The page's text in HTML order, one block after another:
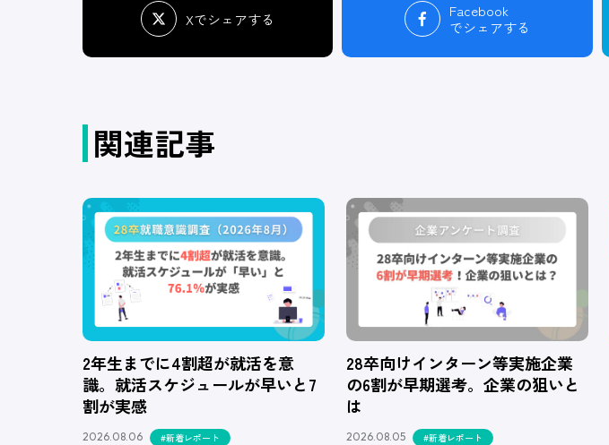
Xでシェアする
Facebook
でシェアする
関連記事
2年生までに4割超が就活を意
識。就活スケジュールが早いと7
割が実感
2026.08.06 #新着レポート
28卒向けインターン等実施企業
の6割が早期選考。企業の狙いと
は
2026.08.05 #新着レポート